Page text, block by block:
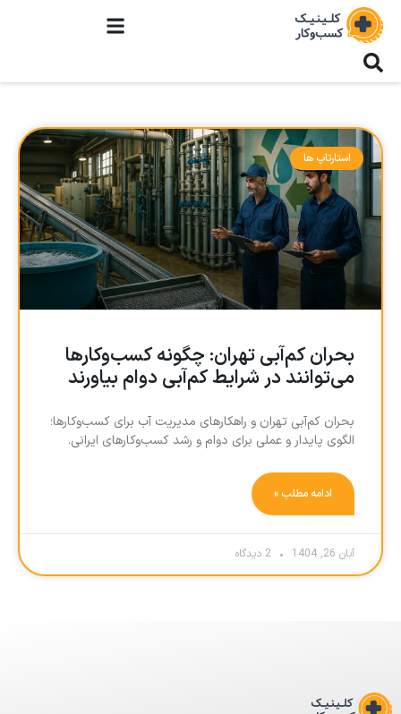
استارتاپ ها
بحران کم‌آبی تهران: چگونه کسب‌وکارها
می‌توانند در شرایط کم‌آبی دوام بیاورند
بحران کم‌آبی تهران و راهکارهای مدیریت آب برای کسب‌وکارها؛
الگوی پایدار و عملی برای دوام و رشد کسب‌وکارهای ایرانی.
ادامه مطلب »
آبان 26, 1404